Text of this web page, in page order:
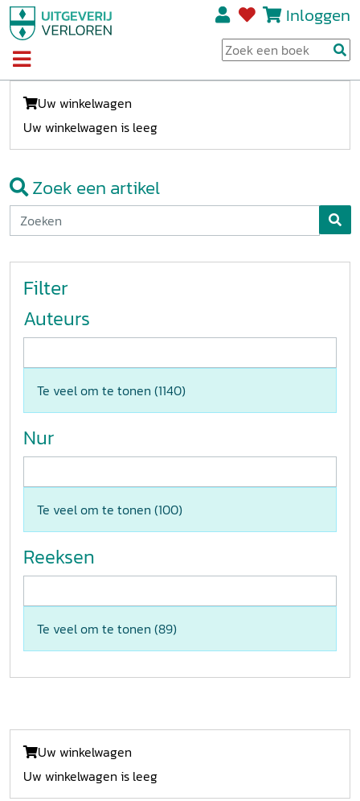
Inloggen
Uw winkelwagen
Uw winkelwagen is leeg
Zoek een artikel
Filter
Auteurs
Te veel om te tonen (1140)
Nur
Te veel om te tonen (100)
Reeksen
Te veel om te tonen (89)
Uw winkelwagen
Uw winkelwagen is leeg